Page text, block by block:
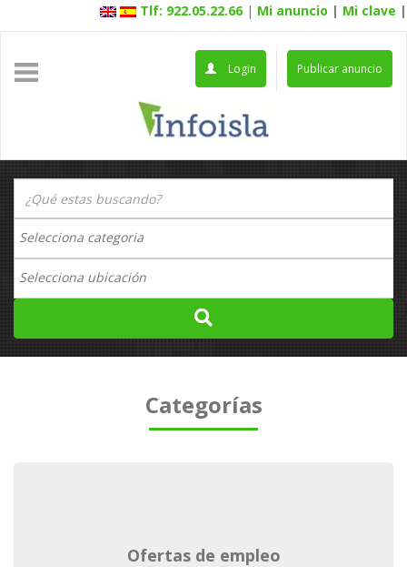
Tlf: 922.05.22.66 | Mi anuncio | Mi clave |
Publicar anuncio
Login
Categorías
ofertas de empleo